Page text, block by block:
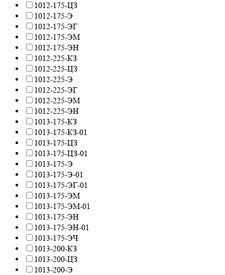
1012-175-ЦЗ
1012-175-Э
1012-175-ЭГ
1012-175-ЭМ
1012-175-ЭН
1012-225-КЗ
1012-225-ЦЗ
1012-225-Э
1012-225-ЭГ
1012-225-ЭМ
1012-225-ЭН
1013-175-КЗ
1013-175-КЗ-01
1013-175-ЦЗ
1013-175-ЦЗ-01
1013-175-Э
1013-175-Э-01
1013-175-ЭГ-01
1013-175-ЭМ
1013-175-ЭМ-01
1013-175-ЭН
1013-175-ЭН-01
1013-175-ЭЧ
1013-200-КЗ
1013-200-ЦЗ
1013-200-Э